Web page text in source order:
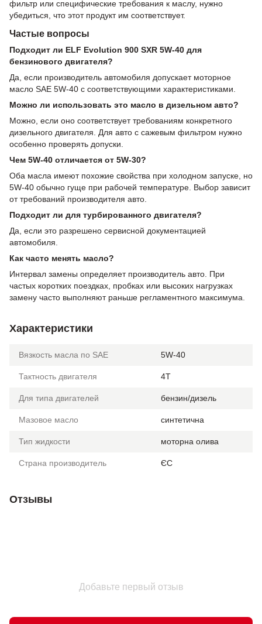
фильтр или специфические требования к маслу, нужно
убедиться, что этот продукт им соответствует.
Частые вопросы
Подходит ли ELF Evolution 900 SXR 5W-40 для
бензинового двигателя?
Да, если производитель автомобиля допускает моторное
масло SAE 5W-40 с соответствующими характеристиками.
Можно ли использовать это масло в дизельном авто?
Можно, если оно соответствует требованиям конкретного
дизельного двигателя. Для авто с сажевым фильтром нужно
особенно проверять допуски.
Чем 5W-40 отличается от 5W-30?
Оба масла имеют похожие свойства при холодном запуске, но
5W-40 обычно гуще при рабочей температуре. Выбор зависит
от требований производителя авто.
Подходит ли для турбированного двигателя?
Да, если это разрешено сервисной документацией
автомобиля.
Как часто менять масло?
Интервал замены определяет производитель авто. При
частых коротких поездках, пробках или высоких нагрузках
замену часто выполняют раньше регламентного максимума.
Характеристики
Вязкость масла по SAE 5W-40
Тактность двигателя 4T
Для типа двигателей бензин/дизель
Мазовое масло синтетична
Тип жидкости моторна олива
Страна производитель ЄС
Отзывы
Добавьте первый отзыв